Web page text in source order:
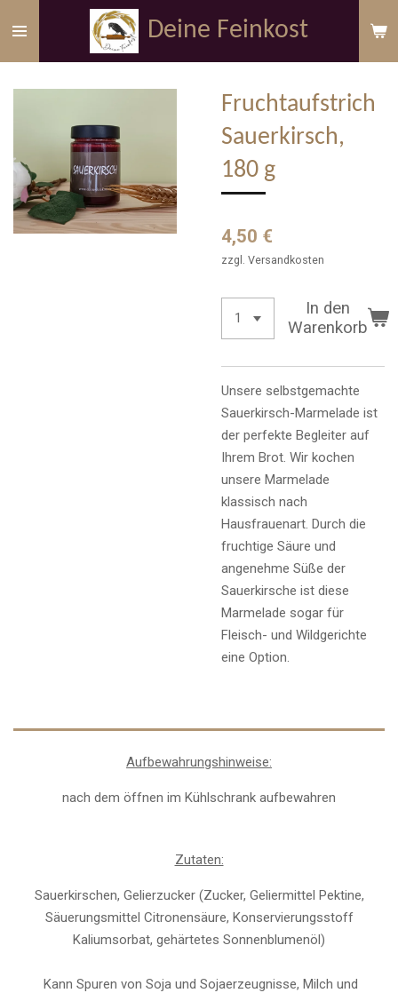
Hauptinhalt
springen
Deine Feinkost
Fruchtaufstrich
Sauerkirsch,
180 g
4,50 €
zzgl. Versandkosten
In den
Warenkorb
Unsere selbstgemachte
Sauerkirsch-Marmelade ist
der perfekte Begleiter auf
Ihrem Brot. Wir kochen
unsere Marmelade
klassisch nach
Hausfrauenart. Durch die
fruchtige Säure und
angenehme Süße der
Sauerkirsche ist diese
Marmelade sogar für
Fleisch- und Wildgerichte
eine Option.
Aufbewahrungshinweise:
nach dem öffnen im Kühlschrank aufbewahren
Zutaten:
Sauerkirschen, Gelierzucker (Zucker, Geliermittel Pektine,
Säuerungsmittel Citronensäure, Konservierungsstoff
Kaliumsorbat, gehärtetes Sonnenblumenöl)
Kann Spuren von Soja und Sojaerzeugnisse, Milch und